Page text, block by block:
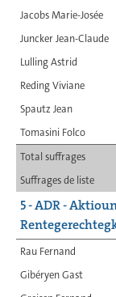
Jacobs Marie-Josée
Juncker Jean-Claude
Lulling Astrid
Reding Viviane
Spautz Jean
Tomasini Folco
Total suffrages
Suffrages de liste
5 - ADR -
Rau Fernand
Gibéryen Gast